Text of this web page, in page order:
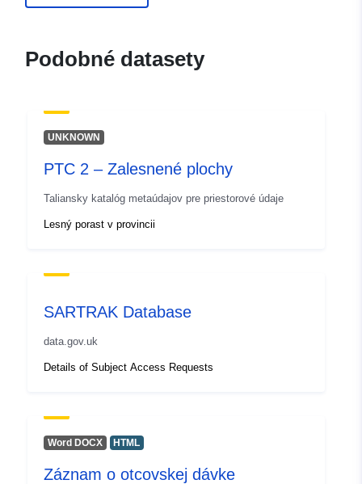
Podobné datasety
UNKNOWN
PTC 2 – Zalesnené plochy
Taliansky katalóg metaúdajov pre priestorové údaje
Lesný porast v provincii
SARTRAK Database
data.gov.uk
Details of Subject Access Requests
Word DOCX HTML
Záznam o otcovskej dávke